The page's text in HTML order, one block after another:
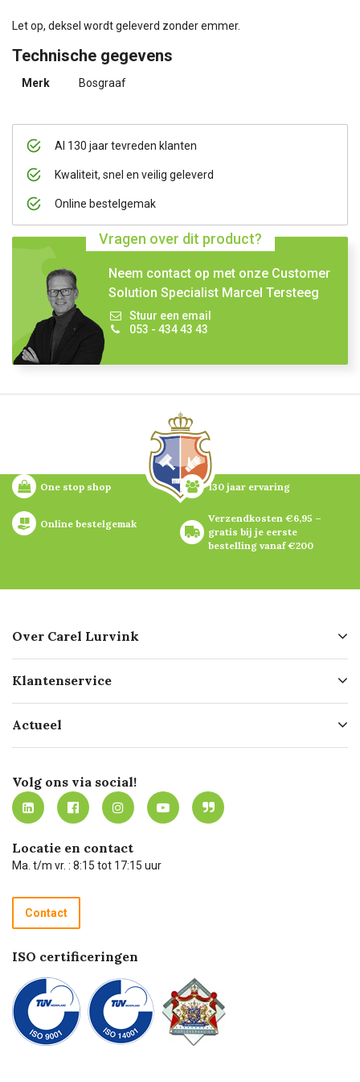
Al 130 jaar tevreden klanten
Kwaliteit, snel en veilig geleverd
Online bestelgemak
Vragen over dit product?
Neem contact op met onze Customer
Solution Specialist Marcel Tersteeg
Stuur een email
053 - 434 43 43
Let op, deksel wordt geleverd zonder emmer.
Technische gegevens
Merk Bosgraaf
One stop shop 130 jaar ervaring
Online bestelgemak
Verzendkosten €6,95 –
gratis bij je eerste
bestelling vanaf €200
Over Carel Lurvink
Geschiedenis
Missie
Werken bij Carel Lurvink
MVO
Klantenservice
Bezorgen
Mijn Carel Lurvink
Mijn Carel Lurvink instructievideo's
Carel Lurvink App
Hulp op afstand
Technische dienst
Recycle programma
Betalen
Actueel
Innovation LAB
Tevreden klanten
Carel Lurvink Blog
Carel de podcast
Volg ons via social!
Locatie en contact
Ma. t/m vr. : 8:15 tot 17:15 uur
Contact
ISO certificeringen